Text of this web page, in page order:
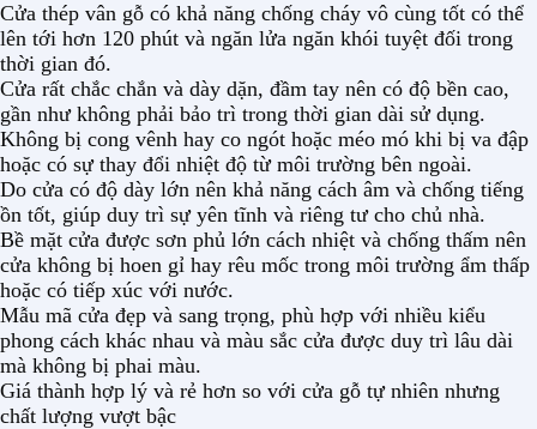
Cửa thép vân gỗ có khả năng chống cháy vô cùng tốt có thể
lên tới hơn 120 phút và ngăn lửa ngăn khói tuyệt đối trong
thời gian đó.
Cửa rất chắc chắn và dày dặn, đầm tay nên có độ bền cao,
gần như không phải bảo trì trong thời gian dài sử dụng.
Không bị cong vênh hay co ngót hoặc méo mó khi bị va đập
hoặc có sự thay đổi nhiệt độ từ môi trường bên ngoài.
Do cửa có độ dày lớn nên khả năng cách âm và chống tiếng
ồn tốt, giúp duy trì sự yên tĩnh và riêng tư cho chủ nhà.
Bề mặt cửa được sơn phủ lớn cách nhiệt và chống thấm nên
cửa không bị hoen gỉ hay rêu mốc trong môi trường ẩm thấp
hoặc có tiếp xúc với nước.
Mẫu mã cửa đẹp và sang trọng, phù hợp với nhiều kiểu
phong cách khác nhau và màu sắc cửa được duy trì lâu dài
mà không bị phai màu.
Giá thành hợp lý và rẻ hơn so với cửa gỗ tự nhiên nhưng
chất lượng vượt bậc